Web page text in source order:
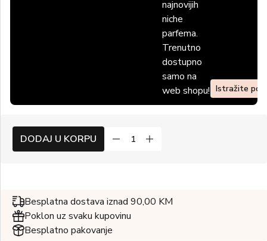
najnovijih
niche
parfema.
Trenutno
dostupno
samo na
web shopu! Istražite
DODAJ U KORPU
Besplatna dostava iznad 90,00 KM
Poklon uz svaku kupovinu
Besplatno pakovanje